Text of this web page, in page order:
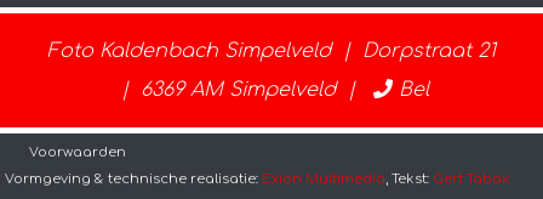
Foto Kaldenbach Simpelveld | Dorpstraat 21
| 6369 AM Simpelveld |
Bel
Voorwaarden
Vormgeving & technische realisatie: Exion Multimedia , Tekst: Gert Tabak